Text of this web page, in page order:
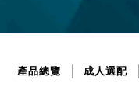
產品總覽 成人選配